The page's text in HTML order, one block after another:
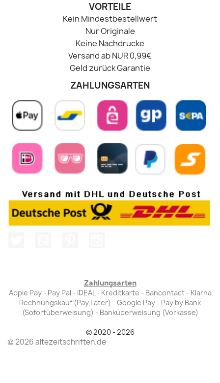
VORTEILE
Kein Mindestbestellwert
Nur Originale
Keine Nachdrucke
Versand ab NUR 0,99€
Geld zurück Garantie
ZAHLUNGSARTEN
Zahlungsarten
Apple Pay - Pay Pal - iDEAL - Kreditkarte - Bancontact - Klarna
Rechnungskauf (Pay Later) - Google Pay - Pay by Bank
(Sofortüberweisung) - Banküberweisung (Vorkasse)
© 2020 - 2026
© 2026 altezeitschriften.de